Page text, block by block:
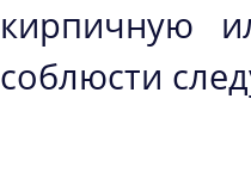
кирпичную
соблюсти